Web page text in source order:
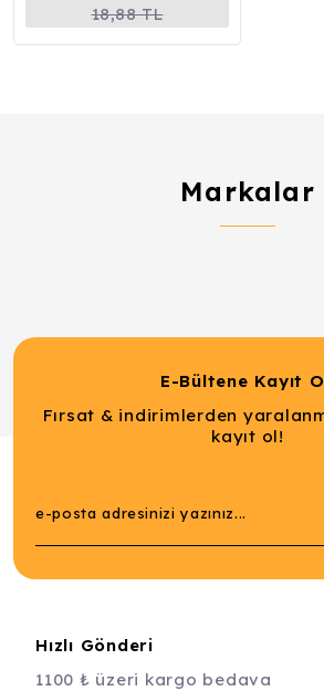
18,88 TL
Markalar
E-Bültene Kayıt
Fırsat & indirimlerden
kayıt ol!
Hızlı Gönderi
1100 ₺ üzeri kargo bedava